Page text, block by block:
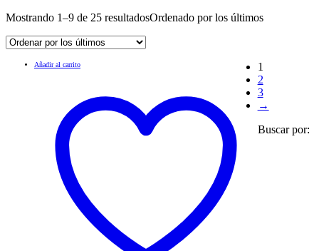
Mostrando 1–9 de 25 resultadosOrdenado por los últimos
Añadir al carrito
1
2
3
→
Buscar por: